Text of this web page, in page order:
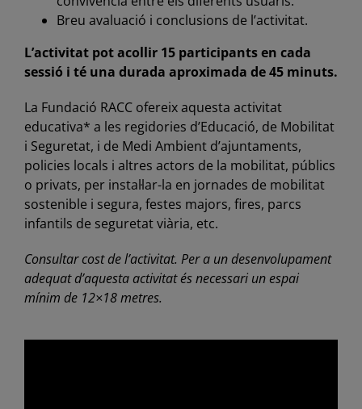
Breu avaluació i conclusions de l’activitat.
L’activitat pot acollir 15 participants en cada
sessió i té una durada aproximada de 45 minuts.
La Fundació RACC ofereix aquesta activitat
educativa* a les regidories d’Educació, de Mobilitat
i Seguretat, i de Medi Ambient d’ajuntaments,
policies locals i altres actors de la mobilitat, públics
o privats, per instal·lar-la en jornades de mobilitat
sostenible i segura, festes majors, fires, parcs
infantils de seguretat viària, etc.
Consultar cost de l’activitat. Per a un desenvolupament
adequat d’aquesta activitat és necessari un espai
mínim de 12×18 metres.